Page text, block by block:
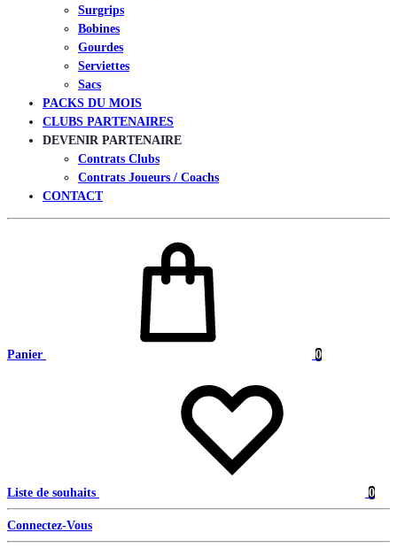
Surgrips
Bobines
Gourdes
Serviettes
Sacs
PACKS DU MOIS
CLUBS PARTENAIRES
DEVENIR PARTENAIRE
Contrats Clubs
Contrats Joueurs / Coachs
CONTACT
Panier 0
Liste de souhaits 0
Connectez-Vous